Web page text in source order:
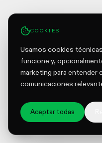
COOKIES
Usamos cookies
funcione y,
marketing para entender
comunicaciones
Aceptar todas